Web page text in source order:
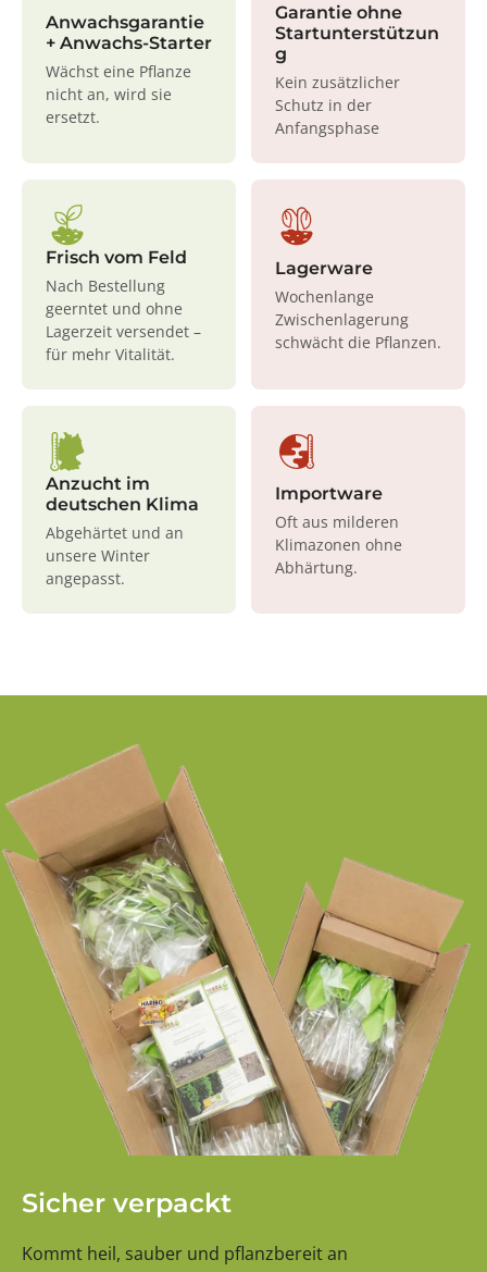
Anwachsgarantie
+ Anwachs-Starter
Wächst eine Pflanze
nicht an, wird sie
ersetzt.
Garantie ohne
Startunterstützun
g
Kein zusätzlicher
Schutz in der
Anfangsphase
Frisch vom Feld
Nach Bestellung
geerntet und ohne
Lagerzeit versendet –
für mehr Vitalität.
Lagerware
Wochenlange
Zwischenlagerung
schwächt die Pflanzen.
Anzucht im
deutschen Klima
Abgehärtet und an
unsere Winter
angepasst.
Importware
Oft aus milderen
Klimazonen ohne
Abhärtung.
Sicher verpackt
Kommt heil, sauber und pflanzbereit an